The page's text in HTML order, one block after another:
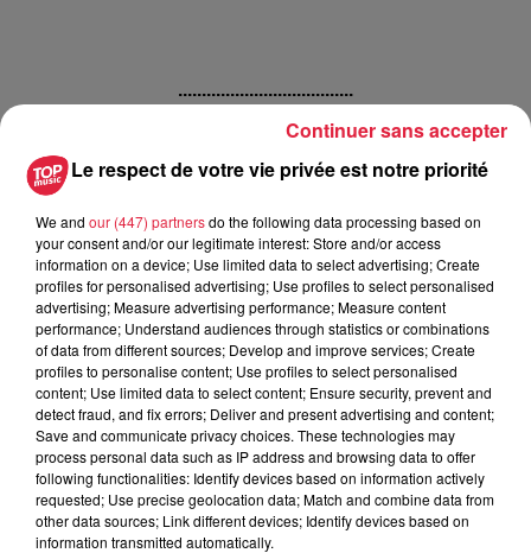
.....................................
Le Bas-Rhin au niveau 2 du plan grand froid
Publié : 16 décembre 2022 à 6h25 - Modifié : 16 décembre
2022 à 9h03 Antoine Martin
A lire aussi
6 août 2026
À Hoerdt, de l’eau brune sort des
robinets
Le respect de votre vie privée est notre priorité
We and our (447) partnersdo the following data processing based on
your consent and/or our legitimate interest: Store and/or access
information on a device; Use limited data to select advertising; Create
profiles for personalised advertising; Use profiles to select personalised
advertising; Measure advertising performance; Measure content
performance; Understand audiences through statistics or combinations
of data from different sources; Develop and improve services; Create
profiles to personalise content; Use profiles to select personalised
content; Use limited data to select content; Ensure security, prevent and
detect fraud, and fix errors; Deliver and present advertising and content;
Save and communicate privacy choices. These technologies may
process personal data such as IP address and browsing data to offer
following functionalities: Identify devices based on information actively
requested; Use precise geolocation data; Match and combine data from
other data sources; Link different devices; Identify devices based on
information transmitted automatically.
Continuer sans accepter